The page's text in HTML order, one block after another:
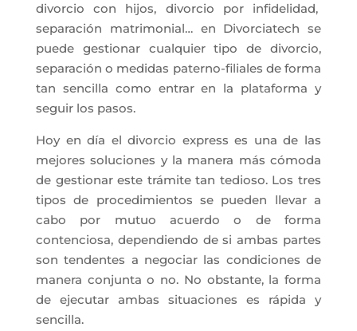
divorcio con hijos, divorcio por infidelidad,
separación matrimonial… en Divorciatech se
puede gestionar cualquier tipo de divorcio,
separación o medidas paterno-filiales de forma
tan sencilla como entrar en la plataforma y
seguir los pasos.
Hoy en día el divorcio express es una de las
mejores soluciones y la manera más cómoda
de gestionar este trámite tan tedioso. Los tres
tipos de procedimientos se pueden llevar a
cabo por mutuo acuerdo o de forma
contenciosa, dependiendo de si ambas partes
son tendentes a negociar las condiciones de
manera conjunta o no. No obstante, la forma
de ejecutar ambas situaciones es rápida y
sencilla.